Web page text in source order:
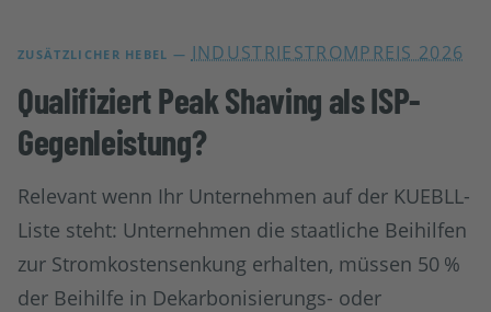
ZUSÄTZLICHER HEBEL — INDUSTRIESTROMPREIS 2026
Qualifiziert Peak Shaving als ISP-
Gegenleistung?
Relevant wenn Ihr Unternehmen auf der KUEBLL-
Liste steht: Unternehmen die staatliche Beihilfen
zur Stromkostensenkung erhalten, müssen 50 %
der Beihilfe in Dekarbonisierungs- oder